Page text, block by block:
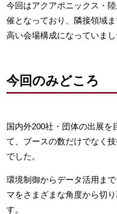
今回はアクアポニックス・
催となっており、隣接領域
高い会場構成になっていまし
今回のみどころ
国内外200社・団体の出展を
て、ブースの数だけでなく
でした。
環境制御からデータ活用ま
マをさまざまな角度から切
す。